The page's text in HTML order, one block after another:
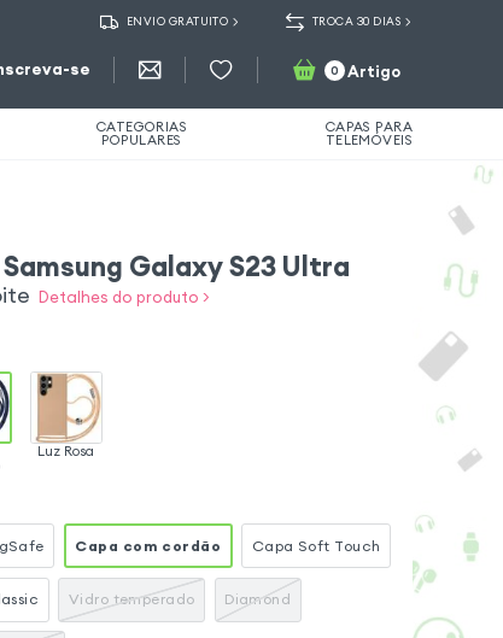
ENVIO GRATUITO TROCA 30 DIAS
se 0 Artigo
CATEGORIAS
POPULARES
CAPAS PARA
TELEMÓVEIS
Galaxy S23 Ultra
Detalhes do produto >
Luz Rosa
Capa com cordão Capa Soft Touch
Vidro temperado Diamond